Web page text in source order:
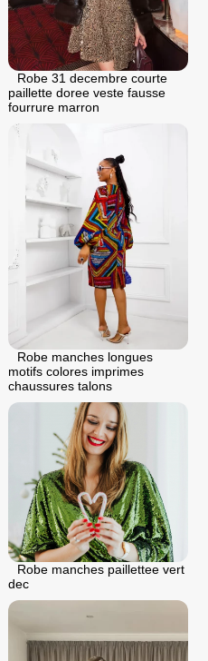
Robe 31 dеcembre courte
paillette doree veste fausse
fourrure marron
Robe manches longues
motifs colores imprimes
chaussures talons
Robe manches paillettee vert
dec